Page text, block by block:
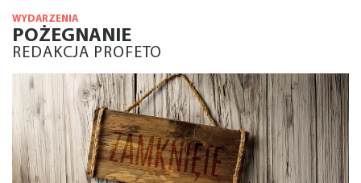
WYDARZENIA
POŻEGNANIE
REDAKCJA PROFETO